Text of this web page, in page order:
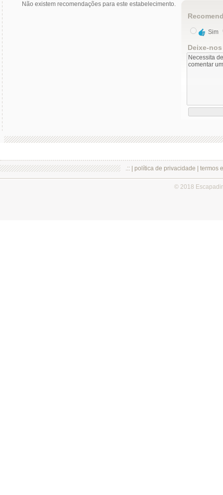
Não existem recomendações para este estabelecimento.
Sim
Deixe-
.:: | política de privacidade termos
© 2018